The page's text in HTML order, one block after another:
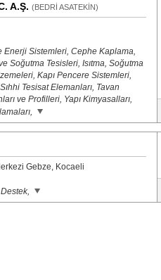
A.Ş. (BEDRİ ASATEKİN)
Enerji Sistemleri, Cephe Kaplama,
Soğutma Tesisleri, Isıtma, Soğutma
Kapı Pencere Sistemleri,
Tesisat Elemanları, Tavan
ve Profilleri, Yapı Kimyasalları,
Gebze, Kocaeli